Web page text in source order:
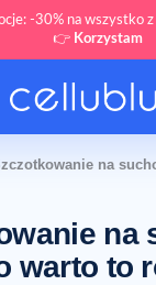
-30% na wszystko
👉 Korzystam
na
na
warto to